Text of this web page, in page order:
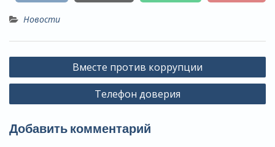
Новости
Навигация
по
Вместе против коррупции
Телефон доверия
Добавить комментарий